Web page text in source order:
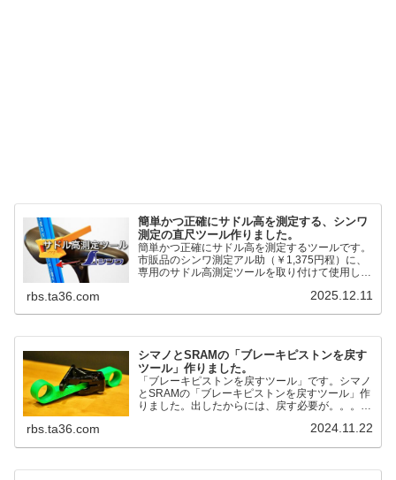
簡単かつ正確にサドル高を測定する、シンワ
測定の直尺ツール作りました。
簡単かつ正確にサドル高を測定するツールです。
市販品のシンワ測定アル助（￥1,375円程）に、
専用のサドル高測定ツールを取り付けて使用しま
るようになりました。シンワ測定(Shinwa
Sokutei)￥1,375Amazon.c...
rbs.ta36.com 2025.12.11
シマノとSRAMの「ブレーキピストンを戻す
ツール」作りました。
「ブレーキピストンを戻すツール」です。シマノ
とSRAMの「ブレーキピストンを戻すツール」作
りました。出したからには、戻す必要が。。。で
だと。。。▶「ブレーキピストンを戻すツール」
るのかというと、出ているピス...
rbs.ta36.com 2024.11.22